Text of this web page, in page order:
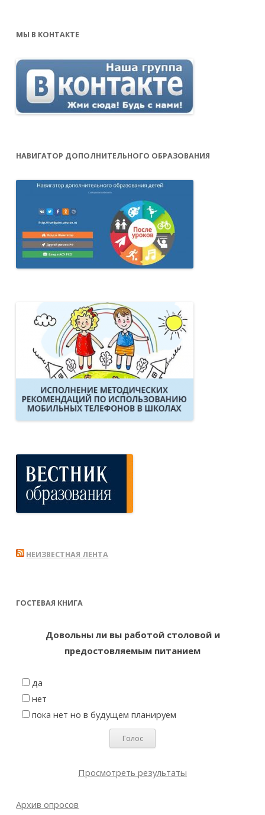
МЫ В КОНТАКТЕ
НАВИГАТОР ДОПОЛНИТЕЛЬНОГО ОБРАЗОВАНИЯ
НЕИЗВЕСТНАЯ ЛЕНТА
ГОСТЕВАЯ КНИГА
Довольны ли вы работой столовой и
предостовляемым питанием
да
нет
пока нет но в будущем планируем
Просмотреть результаты
Архив опросов